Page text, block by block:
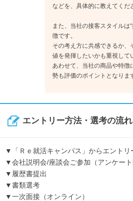
などを、具体的に教えてくだ
また、当社の接客スタイルは
徴です。
その考え方に共感できるか、
値を発揮したいかも重視して
あわせて、当社の商品や特
勢も評価のポイントとなりま
エントリー方法・選考の流れ
▼「Ｒｅ就活キャンパス」からエントリ
▼会社説明会/座談会ご参加（アンケート
▼履歴書提出
▼書類選考
▼一次面接（オンライン）